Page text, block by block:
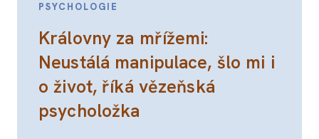
PSYCHOLOGIE
Královny za mřížemi:
Neustálá manipulace, šlo mi i
o život, říká vězeňská
psycholožka